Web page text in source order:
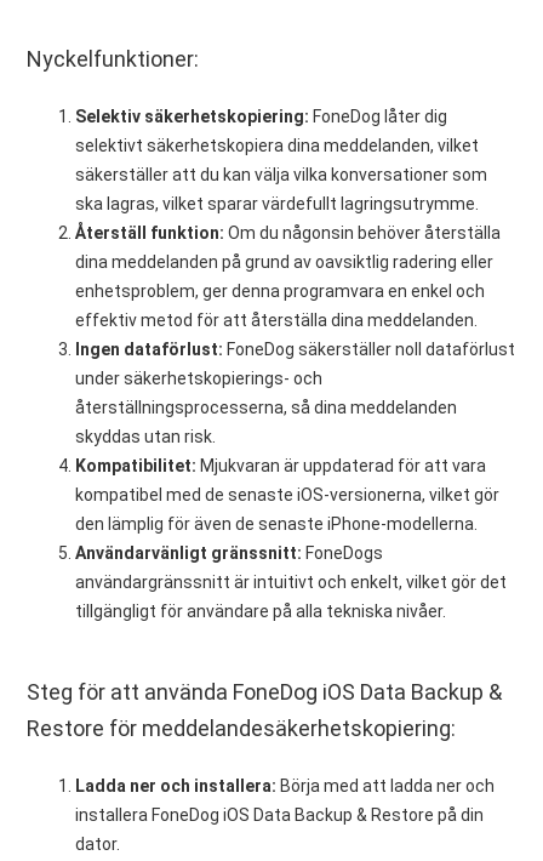
Nyckelfunktioner:
Selektiv säkerhetskopiering: FoneDog låter dig
selektivt säkerhetskopiera dina meddelanden, vilket
säkerställer att du kan välja vilka konversationer som
ska lagras, vilket sparar värdefullt lagringsutrymme.
Återställ funktion: Om du någonsin behöver återställa
dina meddelanden på grund av oavsiktlig radering eller
enhetsproblem, ger denna programvara en enkel och
effektiv metod för att återställa dina meddelanden.
Ingen dataförlust: FoneDog säkerställer noll dataförlust
under säkerhetskopierings- och
återställningsprocesserna, så dina meddelanden
skyddas utan risk.
Kompatibilitet: Mjukvaran är uppdaterad för att vara
kompatibel med de senaste iOS-versionerna, vilket gör
den lämplig för även de senaste iPhone-modellerna.
Användarvänligt gränssnitt: FoneDogs
användargränssnitt är intuitivt och enkelt, vilket gör det
tillgängligt för användare på alla tekniska nivåer.
Steg för att använda FoneDog iOS Data Backup &
Restore för meddelandesäkerhetskopiering:
Ladda ner och installera: Börja med att ladda ner och
installera FoneDog iOS Data Backup & Restore på din
dator.